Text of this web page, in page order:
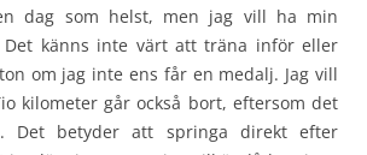
dag som helst, men jag vill ha min
känns inte värt att träna inför eller
om jag inte ens får en medalj. Jag vill
kilometer går också bort, eftersom det
Det betyder att springa direkt efter